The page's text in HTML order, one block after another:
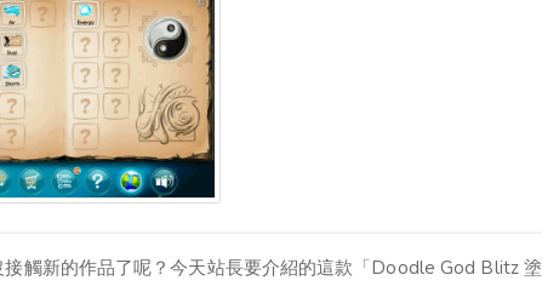
觸新的作品了呢？今天站長要介紹的這款「Doodle God Blitz 塗